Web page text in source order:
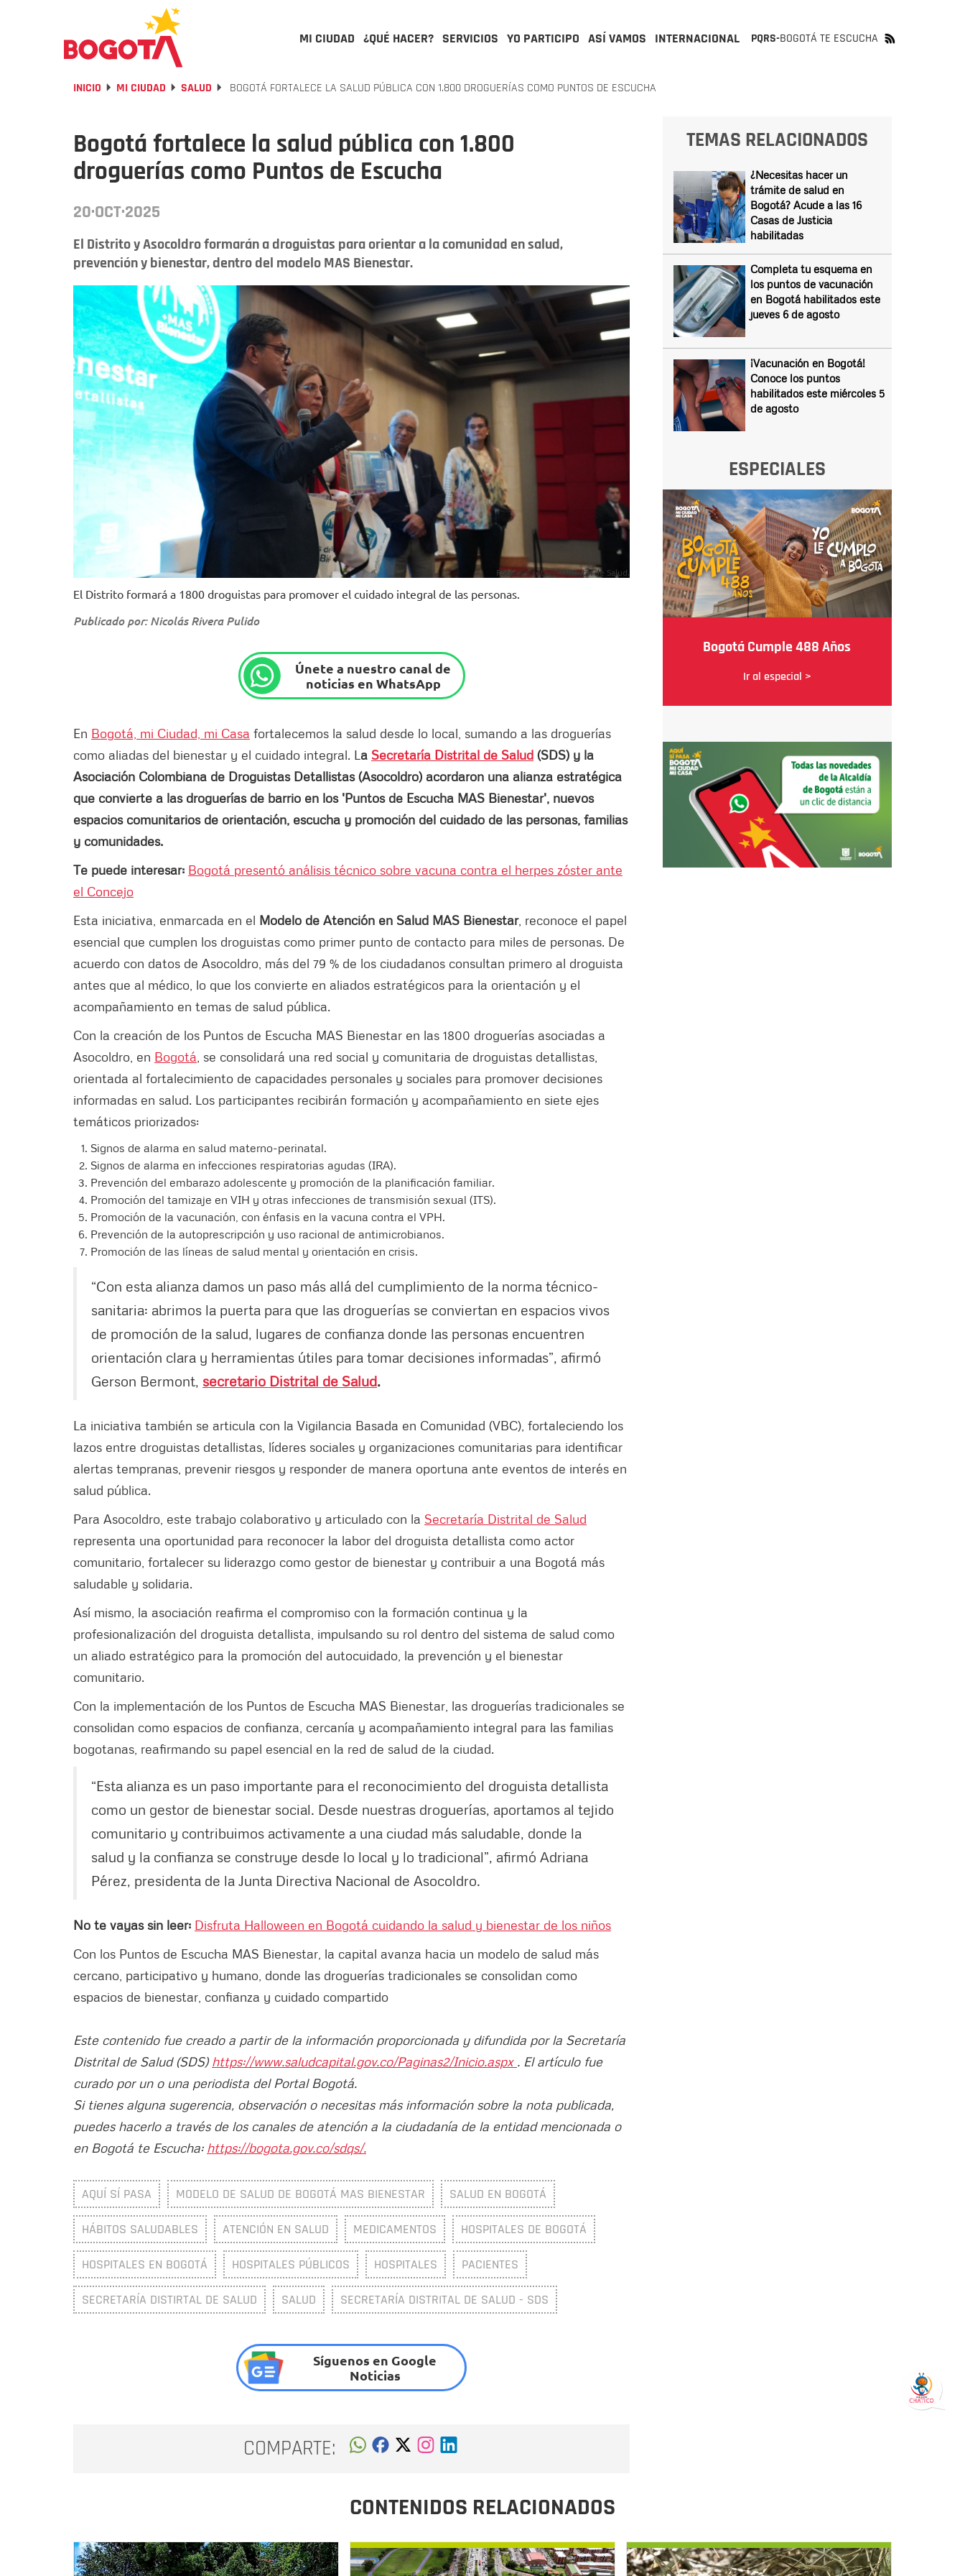
MI CIUDAD ¿QUÉ HACER? SERVICIOS YO PARTICIPO ASÍ VAMOS INTERNACIONAL PQRS-BOGOTÁ TE ESCUCHA
INICIO MI CIUDAD SALUD BOGOTÁ FORTALECE LA SALUD PÚBLICA CON 1.800 DROGUERÍAS COMO PUNTOS DE ESCUCHA
Bogotá fortalece la salud pública con 1.800
droguerías como Puntos de Escucha
20·OCT·2025
El Distrito y Asocoldro formarán a droguistas para orientar a la comunidad en salud,
prevención y bienestar, dentro del modelo MAS Bienestar.
Foto: Secretaría Distrital de Salud.
El Distrito formará a 1800 droguistas para promover el cuidado integral de las personas.
Publicado por: Nicolás Rivera Pulido
Únete a nuestro canal de
noticias en WhatsApp
En Bogotá, mi Ciudad, mi Casa fortalecemos la salud desde lo local, sumando a las droguerías
como aliadas del bienestar y el cuidado integral. L a Secretaría Distrital de Salud (SDS) y la
Asociación Colombiana de Droguistas Detallistas (Asocoldro) acordaron una alianza estratégica
que convierte a las droguerías de barrio en los 'Puntos de Escucha MAS Bienestar', nuevos
espacios comunitarios de orientación, escucha y promoción del cuidado de las personas, familias
y comunidades.
Te puede interesar: Bogotá presentó análisis técnico sobre vacuna contra el herpes zóster ante
el Concejo
Esta iniciativa, enmarcada en el Modelo de Atención en Salud MAS Bienestar, reconoce el papel
esencial que cumplen los droguistas como primer punto de contacto para miles de personas. De
acuerdo con datos de Asocoldro, más del 79 % de los ciudadanos consultan primero al droguista
antes que al médico, lo que los convierte en aliados estratégicos para la orientación y el
acompañamiento en temas de salud pública.
Con la creación de los Puntos de Escucha MAS Bienestar en las 1800 droguerías asociadas a
Asocoldro, en Bogotá , se consolidará una red social y comunitaria de droguistas detallistas,
orientada al fortalecimiento de capacidades personales y sociales para promover decisiones
informadas en salud. Los participantes recibirán formación y acompañamiento en siete ejes
temáticos priorizados:
Signos de alarma en salud materno-perinatal.
Signos de alarma en infecciones respiratorias agudas (IRA).
Prevención del embarazo adolescente y promoción de la planificación familiar.
Promoción del tamizaje en VIH y otras infecciones de transmisión sexual (ITS).
Promoción de la vacunación, con énfasis en la vacuna contra el VPH.
Prevención de la autoprescripción y uso racional de antimicrobianos.
Promoción de las líneas de salud mental y orientación en crisis.
“Con esta alianza damos un paso más allá del cumplimiento de la norma técnico-
sanitaria: abrimos la puerta para que las droguerías se conviertan en espacios vivos
de promoción de la salud, lugares de confianza donde las personas encuentren
orientación clara y herramientas útiles para tomar decisiones informadas”, afirmó
Gerson Bermont, secretario Distrital de Salud.
La iniciativa también se articula con la Vigilancia Basada en Comunidad (VBC), fortaleciendo los
lazos entre droguistas detallistas, líderes sociales y organizaciones comunitarias para identificar
alertas tempranas, prevenir riesgos y responder de manera oportuna ante eventos de interés en
salud pública.
Para Asocoldro, este trabajo colaborativo y articulado con la Secretaría Distrital de Salud
representa una oportunidad para reconocer la labor del droguista detallista como actor
comunitario, fortalecer su liderazgo como gestor de bienestar y contribuir a una Bogotá más
saludable y solidaria.
Así mismo, la asociación reafirma el compromiso con la formación continua y la
profesionalización del droguista detallista, impulsando su rol dentro del sistema de salud como
un aliado estratégico para la promoción del autocuidado, la prevención y el bienestar
comunitario.
Con la implementación de los Puntos de Escucha MAS Bienestar, las droguerías tradicionales se
consolidan como espacios de confianza, cercanía y acompañamiento integral para las familias
bogotanas, reafirmando su papel esencial en la red de salud de la ciudad.
“Esta alianza es un paso importante para el reconocimiento del droguista detallista
como un gestor de bienestar social. Desde nuestras droguerías, aportamos al tejido
comunitario y contribuimos activamente a una ciudad más saludable, donde la
salud y la confianza se construye desde lo local y lo tradicional”, afirmó Adriana
Pérez, presidenta de la Junta Directiva Nacional de Asocoldro.
No te vayas sin leer: Disfruta Halloween en Bogotá cuidando la salud y bienestar de los niños
Con los Puntos de Escucha MAS Bienestar, la capital avanza hacia un modelo de salud más
cercano, participativo y humano, donde las droguerías tradicionales se consolidan como
espacios de bienestar, confianza y cuidado compartido
Este contenido fue creado a partir de la información proporcionada y difundida por la Secretaría
Distrital de Salud (SDS) https://www.saludcapital.gov.co/Paginas2/Inicio.aspx . El artículo fue
curado por un o una periodista del Portal Bogotá.
Si tienes alguna sugerencia, observación o necesitas más información sobre la nota publicada,
puedes hacerlo a través de los canales de atención a la ciudadanía de la entidad mencionada o
en Bogotá te Escucha: https://bogota.gov.co/sdqs/.
AQUÍ SÍ PASA MODELO DE SALUD DE BOGOTÁ MAS BIENESTAR SALUD EN BOGOTÁ
HÁBITOS SALUDABLES ATENCIÓN EN SALUD MEDICAMENTOS HOSPITALES DE BOGOTÁ
HOSPITALES EN BOGOTÁ HOSPITALES PÚBLICOS HOSPITALES PACIENTES
SECRETARÍA DISTIRTAL DE SALUD SALUD SECRETARÍA DISTRITAL DE SALUD - SDS
Síguenos en Google
Noticias
COMPARTE:
TEMAS RELACIONADOS
¿Necesitas hacer un
trámite de salud en
Bogotá? Acude a las 16
Casas de Justicia
habilitadas
Completa tu esquema en
los puntos de vacunación
en Bogotá habilitados este
jueves 6 de agosto
¡Vacunación en Bogotá!
Conoce los puntos
habilitados este miércoles 5
de agosto
ESPECIALES
Bogotá Cumple 488 Años
Ir al especial >
CONTENIDOS RELACIONADOS